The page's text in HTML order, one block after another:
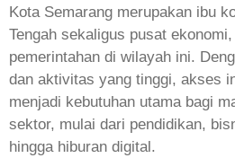
Kota Semarang merupakan ibu
Tengah sekaligus pusat
pemerintahan di wilayah ini.
dan aktivitas yang tinggi, akses
menjadi kebutuhan utama bagi
sektor, mulai dari pendidikan,
hingga hiburan digital.